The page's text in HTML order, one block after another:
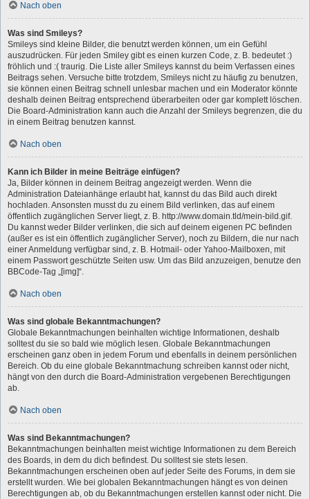
Nach oben
Was sind Smileys?
Smileys sind kleine Bilder, die benutzt werden können, um ein Gefühl
auszudrücken. Für jeden Smiley gibt es einen kurzen Code, z. B. bedeutet :)
fröhlich und :( traurig. Die Liste aller Smileys kannst du beim Verfassen eines
Beitrags sehen. Versuche bitte trotzdem, Smileys nicht zu häufig zu benutzen,
sie können einen Beitrag schnell unlesbar machen und ein Moderator könnte
deshalb deinen Beitrag entsprechend überarbeiten oder gar komplett löschen.
Die Board-Administration kann auch die Anzahl der Smileys begrenzen, die du
in einem Beitrag benutzen kannst.
Nach oben
Kann ich Bilder in meine Beiträge einfügen?
Ja, Bilder können in deinem Beitrag angezeigt werden. Wenn die
Administration Dateianhänge erlaubt hat, kannst du das Bild auch direkt
hochladen. Ansonsten musst du zu einem Bild verlinken, das auf einem
öffentlich zugänglichen Server liegt, z. B. http://www.domain.tld/mein-bild.gif.
Du kannst weder Bilder verlinken, die sich auf deinem eigenen PC befinden
(außer es ist ein öffentlich zugänglicher Server), noch zu Bildern, die nur nach
einer Anmeldung verfügbar sind, z. B. Hotmail- oder Yahoo-Mailboxen, mit
einem Passwort geschützte Seiten usw. Um das Bild anzuzeigen, benutze den
BBCode-Tag „[img]“.
Nach oben
Was sind globale Bekanntmachungen?
Globale Bekanntmachungen beinhalten wichtige Informationen, deshalb
solltest du sie so bald wie möglich lesen. Globale Bekanntmachungen
erscheinen ganz oben in jedem Forum und ebenfalls in deinem persönlichen
Bereich. Ob du eine globale Bekanntmachung schreiben kannst oder nicht,
hängt von den durch die Board-Administration vergebenen Berechtigungen
ab.
Nach oben
Was sind Bekanntmachungen?
Bekanntmachungen beinhalten meist wichtige Informationen zu dem Bereich
des Boards, in dem du dich befindest. Du solltest sie stets lesen.
Bekanntmachungen erscheinen oben auf jeder Seite des Forums, in dem sie
erstellt wurden. Wie bei globalen Bekanntmachungen hängt es von deinen
Berechtigungen ab, ob du Bekanntmachungen erstellen kannst oder nicht. Die